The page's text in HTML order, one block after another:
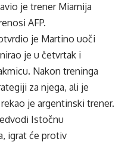
je trener Miamija
AFP.
je Martino uoči
je u četvrtak i
Nakon treninga
za njega, ali je
je argentinski trener.
Istočnu
igrat će protiv